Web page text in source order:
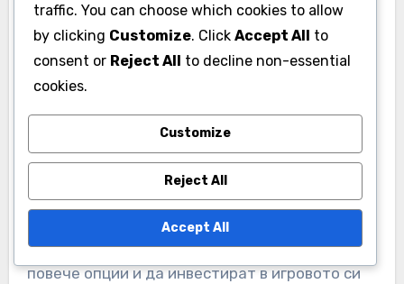
популярни предмети.
Увеличена покупателна
кодове за
увеличи вашата покупателна способност,
предоставяйки допълнителни средства над
това, което обикновено бихте похарчили.
Това може да насърчи играчите да изследват
повече опции и да инвестират в игровото си
traffic. You can choose which cookies to allow
by clicking Customize. Click Accept All to
consent or Reject All to decline non-essential
cookies.
Customize
Reject All
Accept All